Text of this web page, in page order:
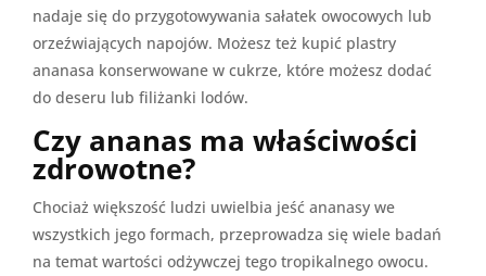
nadaje się do przygotowywania sałatek owocowych lub
orzeźwiających napojów. Możesz też kupić plastry
ananasa konserwowane w cukrze, które możesz dodać
do deseru lub filiżanki lodów.
Czy ananas ma właściwości
zdrowotne?
Chociaż większość ludzi uwielbia jeść ananasy we
wszystkich jego formach, przeprowadza się wiele badań
na temat wartości odżywczej tego tropikalnego owocu.